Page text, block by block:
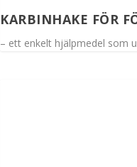
KARBINHAKE FÖR
– ett enkelt hjälpmedel som